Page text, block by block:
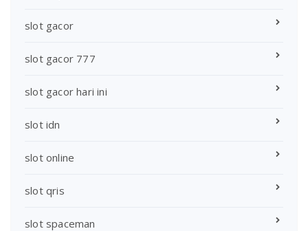
slot gacor
slot gacor 777
slot gacor hari ini
slot idn
slot online
slot qris
slot spaceman